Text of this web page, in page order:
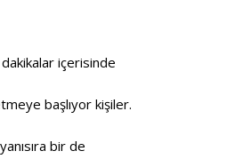
içerisinde
başlıyor kişiler.
bir de